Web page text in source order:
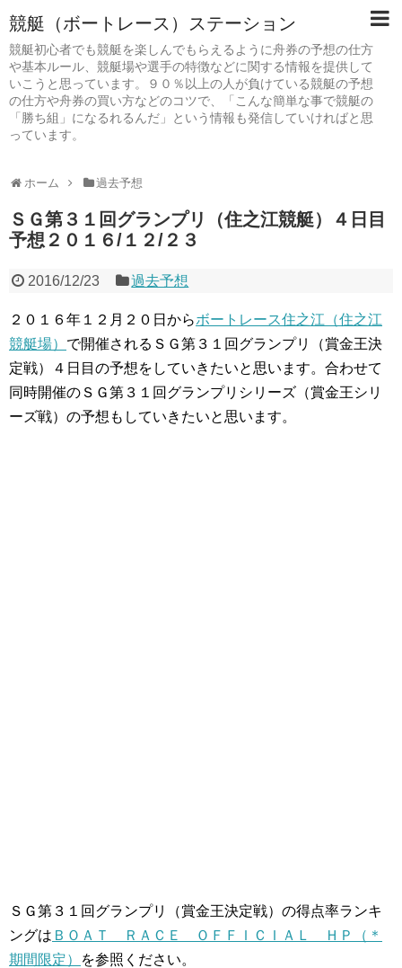
競艇（ボートレース）ステーション
競艇初心者でも競艇を楽しんでもらえるように舟券の予想の仕方
や基本ルール、競艇場や選手の特徴などに関する情報を提供して
いこうと思っています。９０％以上の人が負けている競艇の予想
の仕方や舟券の買い方などのコツで、「こんな簡単な事で競艇の
「勝ち組」になるれるんだ」という情報も発信していければと思
っています。
ホーム 過去予想
ＳＧ第３１回グランプリ（住之江競艇）４日目
予想２０１６/１２/２３
2016/12/23 過去予想
２０１６年１２月２０日からボートレース住之江（住之江
競艇場） で開催されるＳＧ第３１回グランプリ（賞金王決
定戦）４日目の予想をしていきたいと思います。合わせて
同時開催のＳＧ第３１回グランプリシリーズ（賞金王シリ
ーズ戦）の予想もしていきたいと思います。
ＳＧ第３１回グランプリ（賞金王決定戦）の得点率ランキ
ングは ＢＯＡＴ ＲＡＣＥ ＯＦＦＩＣＩＡＬ ＨＰ（＊
期間限定）
を参照ください。